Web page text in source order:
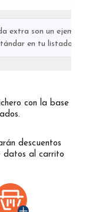
extra son un
en tu listado
con la base
descuentos
datos al carrito